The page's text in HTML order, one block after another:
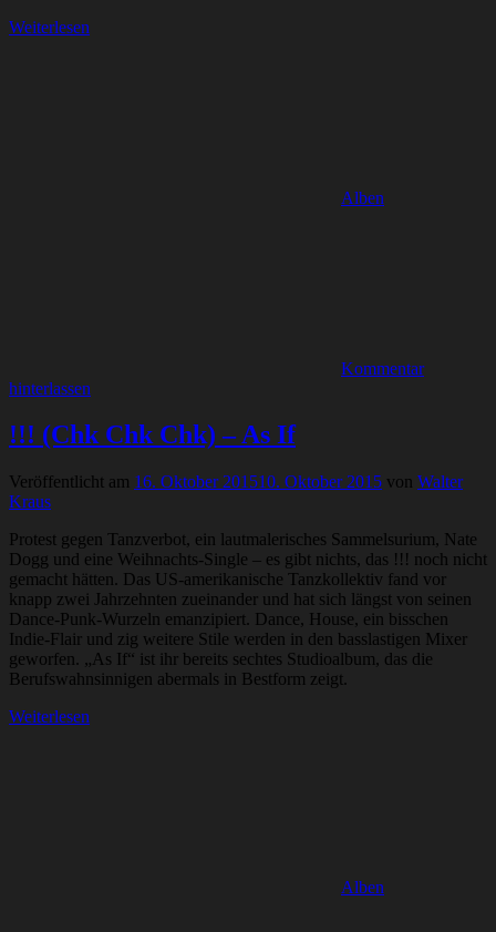
Weiterlesen
Alben
Kommentar
hinterlassen
!!! (Chk Chk Chk) – As If
Veröffentlicht am 16. Oktober 201510. Oktober 2015 von Walter
Kraus
Protest gegen Tanzverbot, ein lautmalerisches Sammelsurium, Nate
Dogg und eine Weihnachts-Single – es gibt nichts, das !!! noch nicht
gemacht hätten. Das US-amerikanische Tanzkollektiv fand vor
knapp zwei Jahrzehnten zueinander und hat sich längst von seinen
Dance-Punk-Wurzeln emanzipiert. Dance, House, ein bisschen
Indie-Flair und zig weitere Stile werden in den basslastigen Mixer
geworfen. „As If“ ist ihr bereits sechtes Studioalbum, das die
Berufswahnsinnigen abermals in Bestform zeigt.
Weiterlesen
Alben